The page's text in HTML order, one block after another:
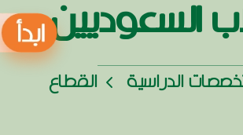
السعوديين
الدراسية
القطاع